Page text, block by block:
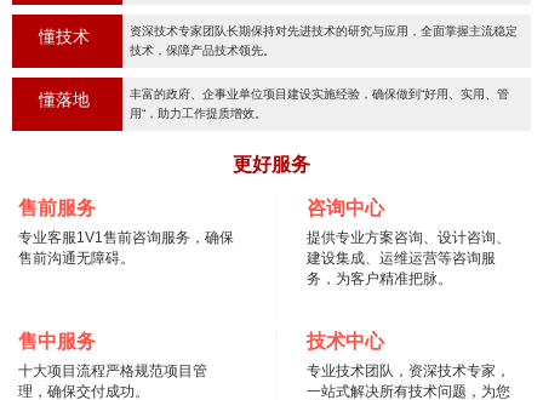
懂技术
资深技术专家团队长期保持对先进技术的研究与应用，全面掌握主流稳定
技术，保障产品技术领先。
懂落地
丰富的政府、企事业单位项目建设实施经验，确保做到“好用、实用、管
用“，助力工作提质增效。
更好服务
售前服务
专业客服1V1售前咨询服务，确保
售前沟通无障碍。
咨询中心
提供专业方案咨询、设计咨询、
建设集成、运维运营等咨询服
务，为客户精准把脉。
售中服务
十大项目流程严格规范项目管
理，确保交付成功。
技术中心
专业技术团队，资深技术专家，
一站式解决所有技术问题，为您